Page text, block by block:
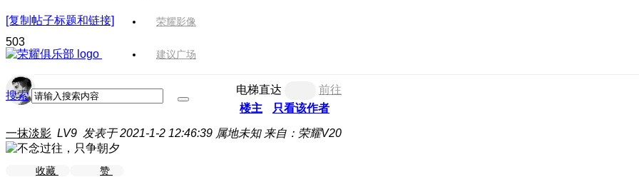
荣耀影像
建议广场
搜索
[复制帖子标题和链接]
503
电梯直达
前往
楼主
只看该作者
一抹淡影 LV9 发表于 2021-1-2 12:46:39 属地未知 来自：荣耀V20
收藏 赞